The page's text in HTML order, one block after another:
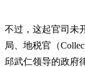
不过，这起官司未
局、地税官（
邱武仁领导的政府